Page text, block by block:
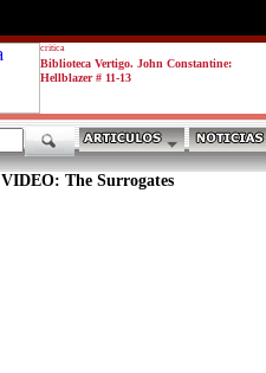
critica
Biblioteca Vertigo. John Constantine:
Hellblazer # 11-13
VIDEO: The Surrogates